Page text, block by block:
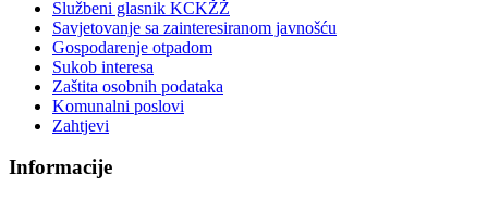
Službeni glasnik KCKŽŽ
Savjetovanje sa zainteresiranom javnošću
Gospodarenje otpadom
Sukob interesa
Zaštita osobnih podataka
Komunalni poslovi
Zahtjevi
Informacije